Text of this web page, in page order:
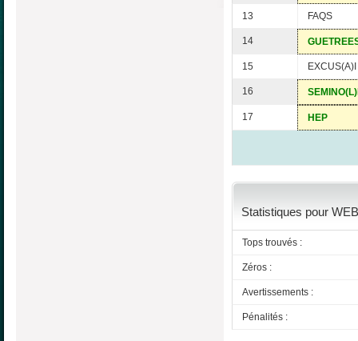
13 FAQS
14
15 EXCUS(A)I
16
17 HEP
Statistiques pour
Tops trouvés :
Zéros :
Avertissements :
Pénalités :